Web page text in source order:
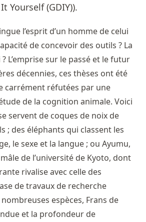
Yourself (GDIY)).
l’esprit d’un homme de celui
de concevoir des outils ? La
L’emprise sur le passé et le futur
décennies, ces thèses ont été
carrément réfutées par une
de la cognition animale. Voici
servent de coques de noix de
; des éléphants qui classent les
le sexe et la langue ; ou Ayumu,
de l’université de Kyoto, dont
rivalise avec celle des
de travaux de recherche
espèces, Frans de
et la profondeur de